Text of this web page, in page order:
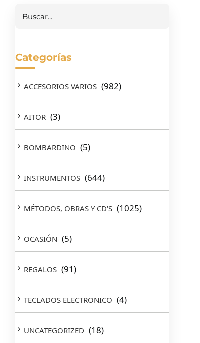
Categorías
ACCESORIOS VARIOS (982)
AITOR (3)
BOMBARDINO (5)
INSTRUMENTOS (644)
MÉTODOS, OBRAS Y CD'S (1025)
OCASIÓN (5)
REGALOS (91)
TECLADOS ELECTRONICO (4)
UNCATEGORIZED (18)